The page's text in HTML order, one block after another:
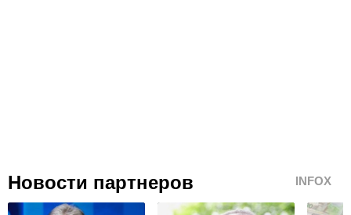
Новости партнеров INFOX